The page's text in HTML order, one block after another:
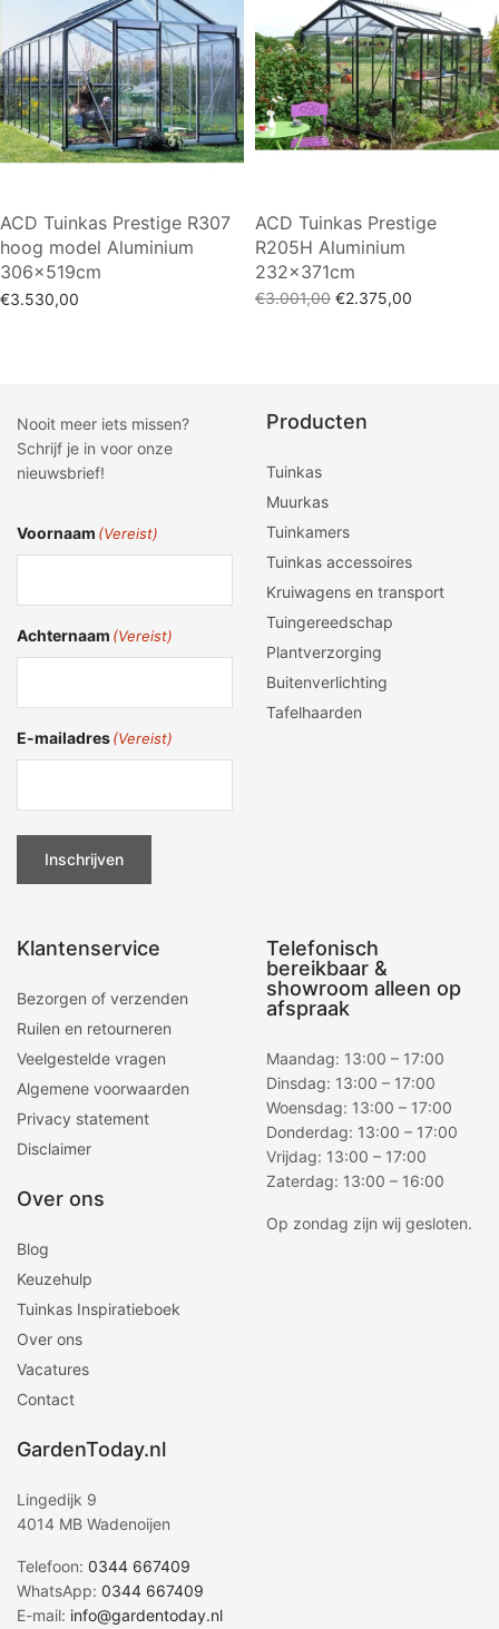
ACD Tuinkas Prestige R307
hoog model Aluminium
306x519cm
€3.530,00
ACD Tuinkas Prestige
R205H Aluminium
232x371cm
€3.001,00 Oorspronkelijke
€2.375,00
Nooit meer iets missen?
Schrijf je in voor onze
nieuwsbrief!
Voornaam (Vereist)
Achternaam (Vereist)
E-mailadres(Vereist)
Inschrijven
Producten
Tuinkas
Muurkas
Tuinkamers
Tuinkas accessoires
Kruiwagens en transport
Tuingereedschap
Plantverzorging
Buitenverlichting
Tafelhaarden
Klantenservice
Bezorgen of verzenden
Ruilen en retourneren
Veelgestelde vragen
Algemene voorwaarden
Privacy statement
Disclaimer
Over ons
Blog
Keuzehulp
Tuinkas Inspiratieboek
Over ons
Vacatures
Contact
Telefonisch
bereikbaar &
showroom alleen op
afspraak
Maandag: 13:00 – 17:00
Dinsdag: 13:00 – 17:00
Woensdag: 13:00 – 17:00
Donderdag: 13:00 – 17:00
Vrijdag: 13:00 – 17:00
Zaterdag: 13:00 – 16:00
Op zondag zijn wij gesloten.
GardenToday.nl
Lingedijk 9
4014 MB Wadenoijen
Telefoon:0344 667409
WhatsApp:0344 667409
E-mail: info@gardentoday.nl